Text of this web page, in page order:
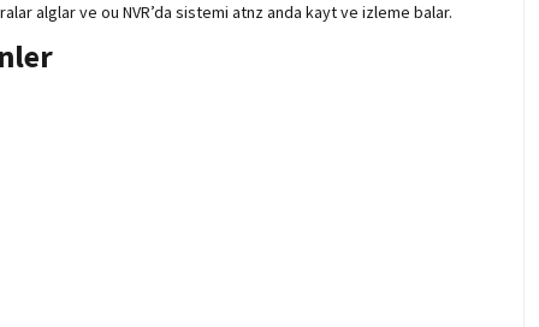
alglar ve ou NVR’da sistemi atnz anda kayt ve izleme balar.